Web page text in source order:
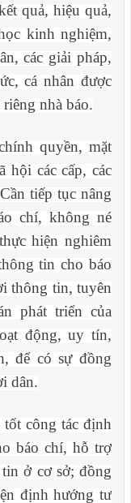
quả, hiệu quả,
kinh nghiệm,
các giải pháp,
cá nhân được
nhà báo.
quyền, mặt
hội các cấp, các
tiếp tục nâng
chí, không né
hiện nghiêm
tin cho báo
thông tin, tuyên
phát triển của
động, uy tín,
để có sự đồng
dân.
công tác định
báo chí, hỗ trợ
ở cơ sở; đồng
định hướng tư